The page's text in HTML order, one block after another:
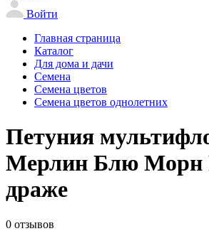
Войти
Главная страница
Каталог
Для дома и дачи
Семена
Семена цветов
Семена цветов однолетних
Петуния
Мерлин Блю Морн
драже
0 отзывов